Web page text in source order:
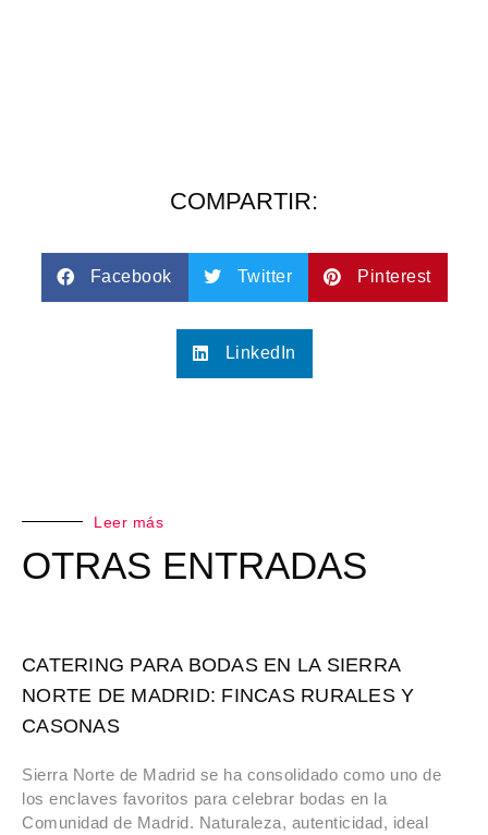
COMPARTIR:
Facebook Twitter Pinterest
LinkedIn
Leer más
OTRAS ENTRADAS
CATERING PARA BODAS EN LA SIERRA
NORTE DE MADRID: FINCAS RURALES Y
CASONAS
Sierra Norte de Madrid se ha consolidado como uno de
los enclaves favoritos para celebrar bodas en la
Comunidad de Madrid. Naturaleza, autenticidad, ideal